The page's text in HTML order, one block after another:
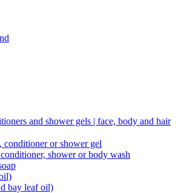
and shower gels | face, body and hair
conditioner or shower gel
shower or body wash
bay leaf oil)